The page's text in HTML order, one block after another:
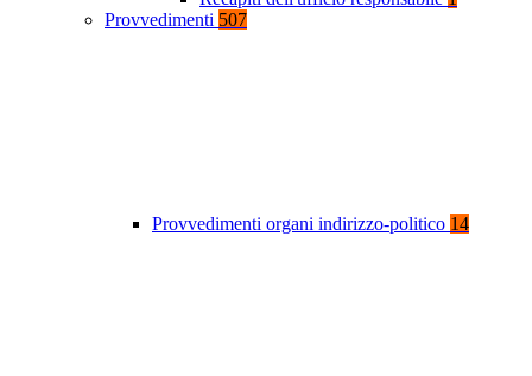
Provvedimenti 507
Provvedimenti organi indirizzo-politico 14